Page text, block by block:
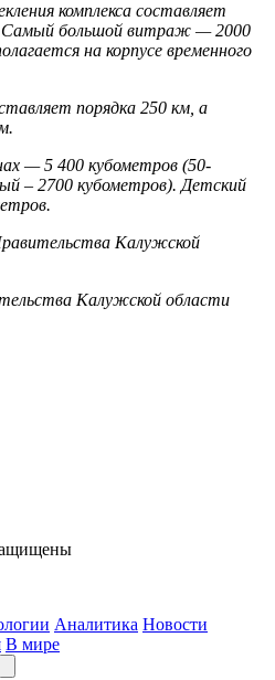
комплекса составляет
Самый большой витраж — 2000
на корпусе временного
порядка 250 км, а
— 5 400 кубометров (50-
– 2700 кубометров). Детский
Калужской
Калужской области
Аналитика Новости
В мире